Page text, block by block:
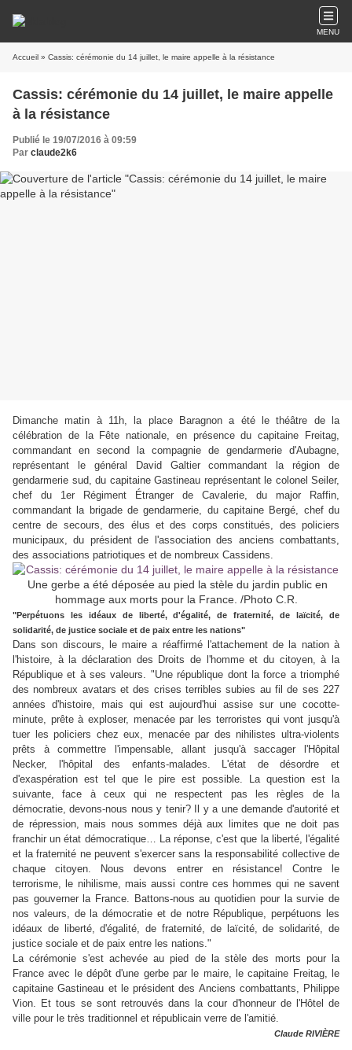
MENU
Accueil » Cassis: cérémonie du 14 juillet, le maire appelle à la résistance
Cassis: cérémonie du 14 juillet, le maire appelle
à la résistance
Publié le 19/07/2016 à 09:59
Par claude2k6
Dimanche matin à 11h, la place Baragnon a été le théâtre de la
célébration de la Fête nationale, en présence du capitaine Freitag,
commandant en second la compagnie de gendarmerie d'Aubagne,
représentant le général David Galtier commandant la région de
gendarmerie sud, du capitaine Gastineau représentant le colonel Seiler,
chef du 1er Régiment Étranger de Cavalerie, du major Raffin,
commandant la brigade de gendarmerie, du capitaine Bergé, chef du
centre de secours, des élus et des corps constitués, des policiers
municipaux, du président de l'association des anciens combattants,
des associations patriotiques et de nombreux Cassidens.
Une gerbe a été déposée au pied la stèle du jardin public en
hommage aux morts pour la France. /Photo C.R.
"Perpétuons les idéaux de liberté, d'égalité, de fraternité, de laïcité, de
solidarité, de justice sociale et de paix entre les nations"
Dans son discours, le maire a réaffirmé l'attachement de la nation à
l'histoire, à la déclaration des Droits de l'homme et du citoyen, à la
République et à ses valeurs. "Une république dont la force a triomphé
des nombreux avatars et des crises terribles subies au fil de ses 227
années d'histoire, mais qui est aujourd'hui assise sur une cocotte-
minute, prête à exploser, menacée par les terroristes qui vont jusqu'à
tuer les policiers chez eux, menacée par des nihilistes ultra-violents
prêts à commettre l'impensable, allant jusqu'à saccager l'Hôpital
Necker, l'hôpital des enfants-malades. L'état de désordre et
d'exaspération est tel que le pire est possible. La question est la
suivante, face à ceux qui ne respectent pas les règles de la
démocratie, devons-nous nous y tenir? Il y a une demande d'autorité et
de répression, mais nous sommes déjà aux limites que ne doit pas
franchir un état démocratique… La réponse, c'est que la liberté, l'égalité
et la fraternité ne peuvent s'exercer sans la responsabilité collective de
chaque citoyen. Nous devons entrer en résistance! Contre le
terrorisme, le nihilisme, mais aussi contre ces hommes qui ne savent
pas gouverner la France. Battons-nous au quotidien pour la survie de
nos valeurs, de la démocratie et de notre République, perpétuons les
idéaux de liberté, d'égalité, de fraternité, de laïcité, de solidarité, de
justice sociale et de paix entre les nations."
La cérémonie s'est achevée au pied de la stèle des morts pour la
France avec le dépôt d'une gerbe par le maire, le capitaine Freitag, le
capitaine Gastineau et le président des Anciens combattants, Philippe
Vion. Et tous se sont retrouvés dans la cour d'honneur de l'Hôtel de
ville pour le très traditionnel et républicain verre de l'amitié.
Claude RIVIÈRE